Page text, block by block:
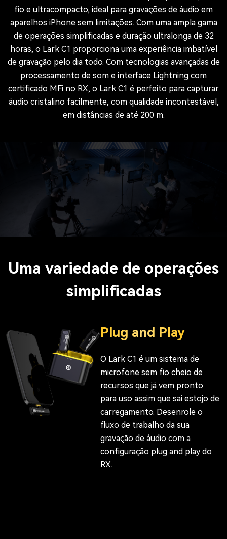
fio e ultracompacto, ideal para gravações de áudio em
aparelhos iPhone sem limitações. Com uma ampla gama
de operações simplificadas e duração ultralonga de 32
horas, o Lark C1 proporciona uma experiência imbatível
de gravação pelo dia todo. Com tecnologias avançadas de
processamento de som e interface Lightning com
certificado MFi no RX, o Lark C1 é perfeito para capturar
áudio cristalino facilmente, com qualidade incontestável,
em distâncias de até 200 m.
Uma variedade de operações
simplificadas
Plug and Play
O Lark C1 é um sistema de
microfone sem fio cheio de
recursos que já vem pronto
para uso assim que sai estojo de
carregamento. Desenrole o
fluxo de trabalho da sua
gravação de áudio com a
configuração plug and play do
RX.